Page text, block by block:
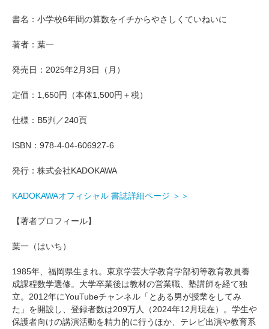
書名：小学校6年間の算数をイチからやさしくていねいに
著者：葉一
発売日：2025年2月3日（月）
定価：1,650円（本体1,500円＋税）
仕様：B5判／240頁
ISBN：978-4-04-606927-6
発行：株式会社KADOKAWA
KADOKAWAオフィシャル 書誌詳細ページ ＞＞
【著者プロフィール】
葉一（はいち）
1985年、福岡県生まれ。東京学芸大学教育学部初等教育教員養
成課程数学選修。大学卒業後は教材の営業職、塾講師を経て独
立。2012年にYouTubeチャンネル「とある男が授業をしてみ
た」を開設し、登録者数は209万人（2024年12月現在）。学生や
保護者向けの講演活動を精力的に行うほか、テレビ出演や教育系